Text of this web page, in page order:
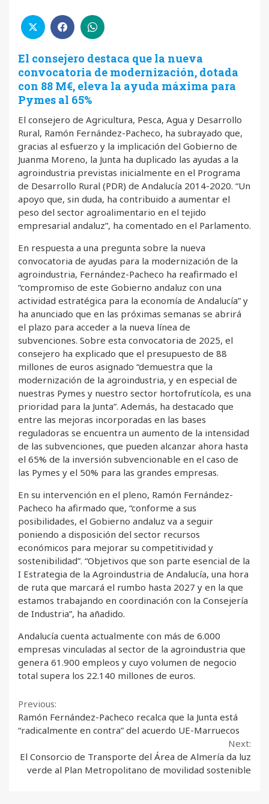
El consejero destaca que la nueva
convocatoria de modernización, dotada
con 88 M€, eleva la ayuda máxima para
Pymes al 65%
El consejero de Agricultura, Pesca, Agua y Desarrollo
Rural, Ramón Fernández-Pacheco, ha subrayado que,
gracias al esfuerzo y la implicación del Gobierno de
Juanma Moreno, la Junta ha duplicado las ayudas a la
agroindustria previstas inicialmente en el Programa
de Desarrollo Rural (PDR) de Andalucía 2014-2020. “Un
apoyo que, sin duda, ha contribuido a aumentar el
peso del sector agroalimentario en el tejido
empresarial andaluz”, ha comentado en el Parlamento.
En respuesta a una pregunta sobre la nueva
convocatoria de ayudas para la modernización de la
agroindustria, Fernández-Pacheco ha reafirmado el
“compromiso de este Gobierno andaluz con una
actividad estratégica para la economía de Andalucía” y
ha anunciado que en las próximas semanas se abrirá
el plazo para acceder a la nueva línea de
subvenciones. Sobre esta convocatoria de 2025, el
consejero ha explicado que el presupuesto de 88
millones de euros asignado “demuestra que la
modernización de la agroindustria, y en especial de
nuestras Pymes y nuestro sector hortofrutícola, es una
prioridad para la Junta”. Además, ha destacado que
entre las mejoras incorporadas en las bases
reguladoras se encuentra un aumento de la intensidad
de las subvenciones, que pueden alcanzar ahora hasta
el 65% de la inversión subvencionable en el caso de
las Pymes y el 50% para las grandes empresas.
En su intervención en el pleno, Ramón Fernández-
Pacheco ha afirmado que, “conforme a sus
posibilidades, el Gobierno andaluz va a seguir
poniendo a disposición del sector recursos
económicos para mejorar su competitividad y
sostenibilidad”. “Objetivos que son parte esencial de la
I Estrategia de la Agroindustria de Andalucía, una hora
de ruta que marcará el rumbo hasta 2027 y en la que
estamos trabajando en coordinación con la Consejería
de Industria”, ha añadido.
Andalucía cuenta actualmente con más de 6.000
empresas vinculadas al sector de la agroindustria que
genera 61.900 empleos y cuyo volumen de negocio
total supera los 22.140 millones de euros.
Continue
Reading
Previous:
Ramón Fernández-Pacheco recalca que la Junta está
“radicalmente en contra” del acuerdo UE-Marruecos
Next:
El Consorcio de Transporte del Área de Almería da luz
verde al Plan Metropolitano de movilidad sostenible